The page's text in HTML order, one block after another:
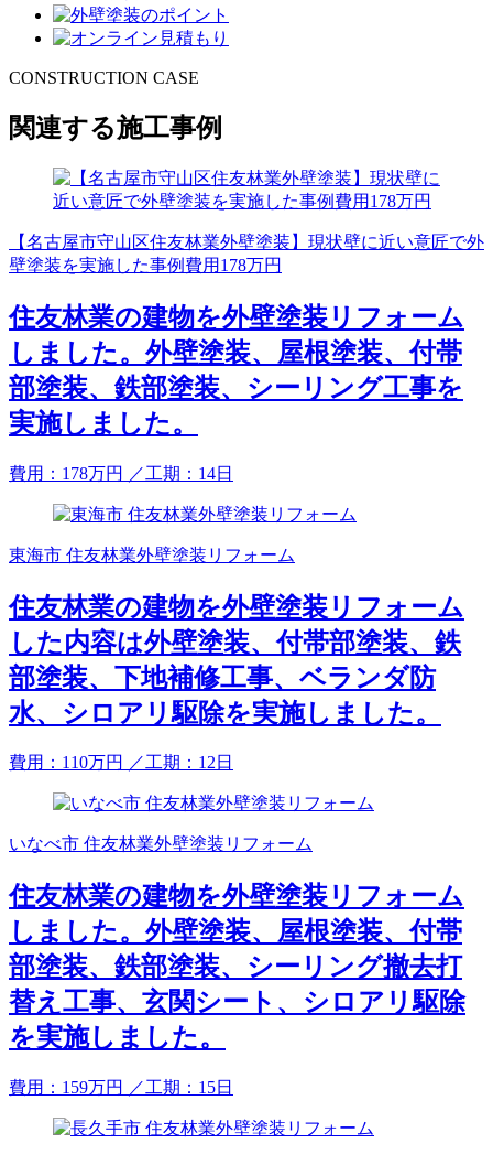
CONSTRUCTION CASE
関連する施工事例
【名古屋市守山区住友林業外壁塗装】現状壁に近い意匠で外
壁塗装を実施した事例費用178万円
住友林業の建物を外壁塗装リフォーム
しました。外壁塗装、屋根塗装、付帯
部塗装、鉄部塗装、シーリング工事を
実施しました。
費用： 178万円 ／工期：14日
東海市 住友林業外壁塗装リフォーム
住友林業の建物を外壁塗装リフォーム
した内容は外壁塗装、付帯部塗装、鉄
部塗装、下地補修工事、ベランダ防
水、シロアリ駆除を実施しました。
費用： 110万円 ／工期：12日
いなべ市 住友林業外壁塗装リフォーム
住友林業の建物を外壁塗装リフォーム
しました。外壁塗装、屋根塗装、付帯
部塗装、鉄部塗装、シーリング撤去打
替え工事、玄関シート、シロアリ駆除
を実施しました。
費用： 159万円 ／工期：15日